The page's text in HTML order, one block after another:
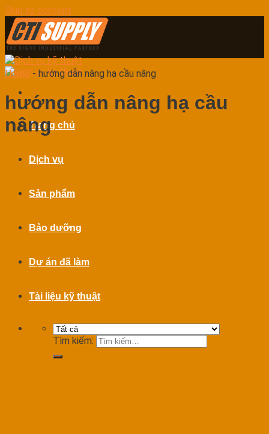
Skip to content
Trang chủ
Dịch vụ
Sản phẩm
Bảo dưỡng
Dự án đã làm
Tài liệu kỹ thuật
Tìm kiếm:
Home-hướng dẫn nâng hạ cầu nâng
hướng dẫn nâng hạ cầu
nâng